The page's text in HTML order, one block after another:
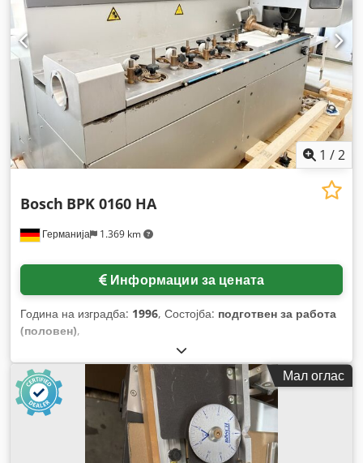
1 /2
Германија 1.369 km
Bosch BPK 0160 HA
Информации за цената
Година на изградба: 1996, Состојба: подготвен за работа
(половен),
Мал оглас